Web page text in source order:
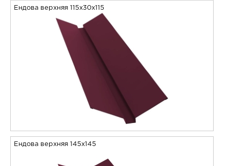
Ендова верхняя 115x30x115
Ендова верхняя 145х145